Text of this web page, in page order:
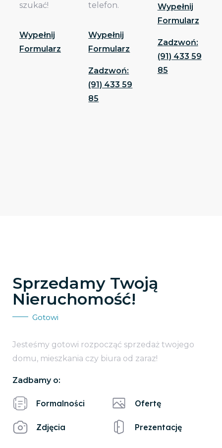
szukać!
Wypełnij
Formularz
telefon.
Wypełnij
Formularz
Zadzwoń:
(91) 433 59
85
Wypełnij
Formularz
Zadzwoń:
(91) 433 59
85
Sprzedamy Twoją
Nieruchomość!
Gotowi
Jesteśmy gotowi rozpocząć sprzedaż twojego
domu, mieszkania czy biura od zaraz!
Zadbamy o:
Formalności
Zdjęcia
Ofertę
Prezentację